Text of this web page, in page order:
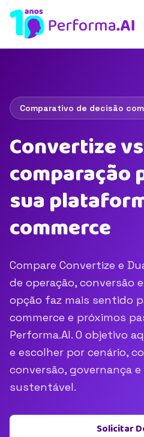
Comparativo de decisão
Convertize
comparação
sua
commerce
Compare Convertize e
de operação, conversão
opção faz mais sentido
commerce e próximos
Performa.AI. O objetivo
e escolher por cenário,
conversão, governança
sustentável.
Solicitar